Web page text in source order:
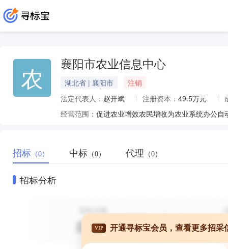
农 襄阳市农业信息中心
湖北省 | 襄阳市
注销
法定代表人： 赵开斌 注册资本： 49.5万元
经营范围： 促进农业增效农民增收为农业系统办公
招标 （0） 中标 （0） 代理 （0）
招标分析
VIP 开通寻标宝会员，查看更多招采